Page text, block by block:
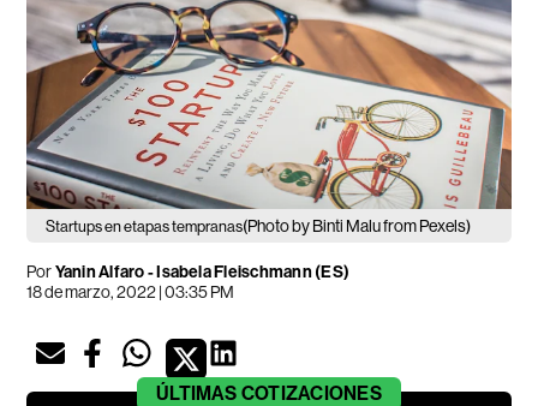
Startups en etapas tempranas(Photo by Binti Malu from Pexels)
PorYanin Alfaro-Isabela Fleischmann (ES)
18 de marzo, 2022 | 03:35 PM
ÚLTIMAS COTIZACIONES